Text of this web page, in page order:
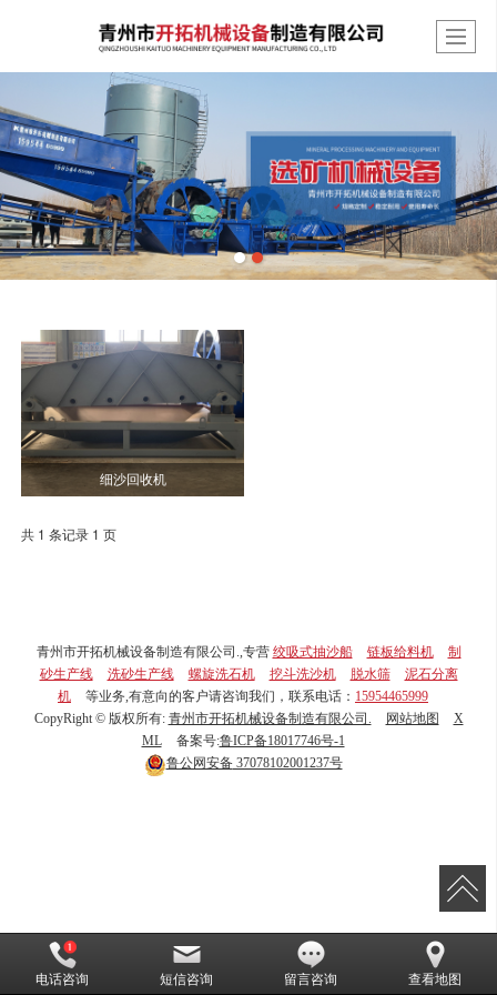
细沙回收机
共 1 条记录 1 页
青州市开拓机械设备制造有限公司.,专营 绞吸式抽沙船 链板给料机
制
砂生产线
洗砂生产线 螺旋洗石机 挖斗洗沙机 脱水筛
泥石分离
机
等业务,有意向的客户请咨询我们，联系电话： 15954465999
CopyRight © 版权所有: 青州市开拓机械设备制造有限公司. 网站地图
X
ML
备案号:鲁ICP备18017746号-1
鲁公网安备37078102001237号
电话咨询 短信咨询 留言咨询 查看地图